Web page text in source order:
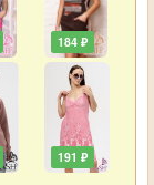
184 ₽
191 ₽